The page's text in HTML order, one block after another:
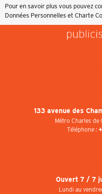
Pour en savoir plus vous pouvez
Données Personnelles et Charte
133 avenue des
Métro Charles de
Téléphone :
Ouvert 7 / 7
Lundi au